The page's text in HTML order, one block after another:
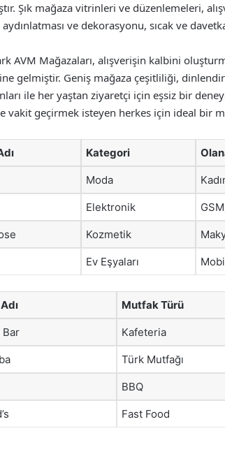
Şık mağaza vitrinleri ve düzenlemeleri,
aydınlatması ve dekorasyonu, sıcak ve
AVM Mağazaları, alışverişin kalbini
gelmiştir. Geniş mağaza çeşitliliği,
ile her yaştan ziyaretçi için eşsiz bir
vakit geçirmek isteyen herkes için ideal bir
Kategori
Moda
Elektronik
Kozmetik
Ev Eşyaları
Mutfak Türü
Bar Kafeteria
Türk Mutfağı
BBQ
Fast Food